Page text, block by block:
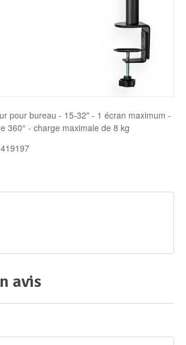
pour bureau - 15-32" - 1 écran maximum -
360° - charge maximale de 8 kg
avis